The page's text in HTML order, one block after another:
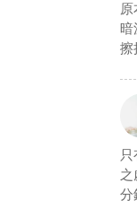
暗
擦
之
分